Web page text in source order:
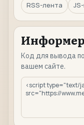
RSS-лента
Информер
Код для вывода
вашем сайте.